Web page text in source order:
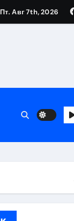
Пт. Авг 7th, 2026